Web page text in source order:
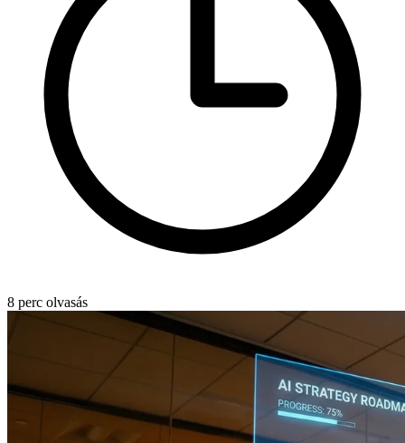
8 perc olvasás